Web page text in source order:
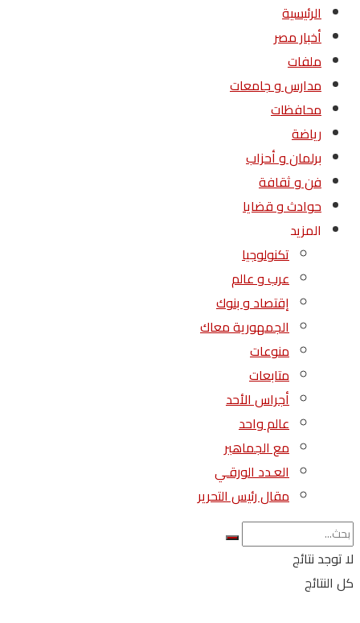
الرئيسية
أخبار مصر
ملفات
مدارس و جامعات
محافظات
رياضة
برلمان و أحزاب
فن و ثقافة
حوادث و قضايا
المزيد
تكنولوجيا
عرب و عالم
إقتصاد و بنوك
الجمهورية معاك
منوعات
متابعات
أجراس الأحد
عالم واحد
مع الجماهير
العـدد الورقـي
مقال رئيس التحرير
لا توجد نتائج
كل النتائج